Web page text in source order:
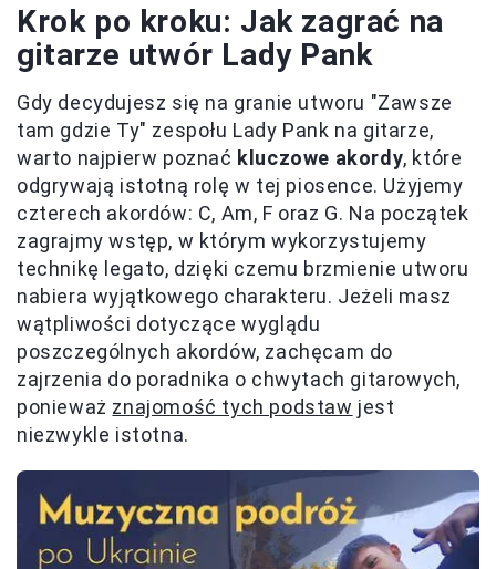
Krok po kroku: Jak zagrać na
gitarze utwór Lady Pank
Gdy decydujesz się na granie utworu "Zawsze
tam gdzie Ty" zespołu Lady Pank na gitarze,
warto najpierw poznać kluczowe akordy, które
odgrywają istotną rolę w tej piosence. Użyjemy
czterech akordów: C, Am, F oraz G. Na początek
zagrajmy wstęp, w którym wykorzystujemy
technikę legato, dzięki czemu brzmienie utworu
nabiera wyjątkowego charakteru. Jeżeli masz
wątpliwości dotyczące wyglądu
poszczególnych akordów, zachęcam do
zajrzenia do poradnika o chwytach gitarowych,
ponieważ znajomość tych podstaw jest
niezwykle istotna.